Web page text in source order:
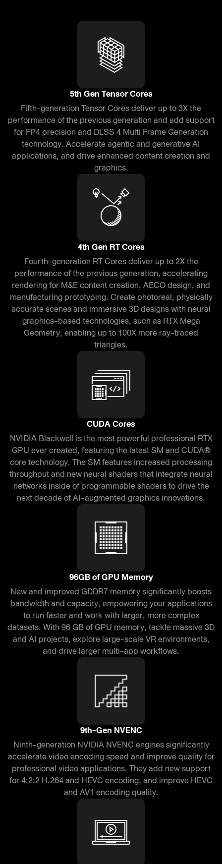
5th Gen Tensor Cores
Fifth-generation Tensor Cores deliver up to 3X the
performance of the previous generation and add support
for FP4 precision and DLSS 4 Multi Frame Generation
technology. Accelerate agentic and generative AI
applications, and drive enhanced content creation and
graphics.
4th Gen RT Cores
Fourth-generation RT Cores deliver up to 2X the
performance of the previous generation, accelerating
rendering for M&E content creation, AECO design, and
manufacturing prototyping. Create photoreal, physically
accurate scenes and immersive 3D designs with neural
graphics-based technologies, such as RTX Mega
Geometry, enabling up to 100X more ray-traced
triangles.
CUDA Cores
NVIDIA Blackwell is the most powerful professional RTX
GPU ever created, featuring the latest SM and CUDA®
core technology. The SM features increased processing
throughput and new neural shaders that integrate neural
networks inside of programmable shaders to drive the
next decade of AI-augmented graphics innovations.
96GB of GPU Memory
New and improved GDDR7 memory significantly boosts
bandwidth and capacity, empowering your applications
to run faster and work with larger, more complex
datasets. With 96 GB of GPU memory, tackle massive 3D
and AI projects, explore large-scale VR environments,
and drive larger multi-app workflows.
9th-Gen NVENC
Ninth-generation NVIDIA NVENC engines significantly
accelerate video encoding speed and improve quality for
professional video applications. They add new support
for 4:2:2 H.264 and HEVC encoding, and improve HEVC
and AV1 encoding quality.